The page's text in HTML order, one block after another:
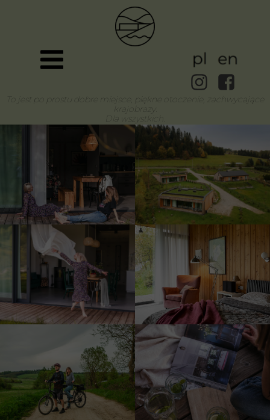
To jest po prostu dobre miejsce, piękne otoczenie, zachwycające
krajobrazy.
Dla wszystkich.